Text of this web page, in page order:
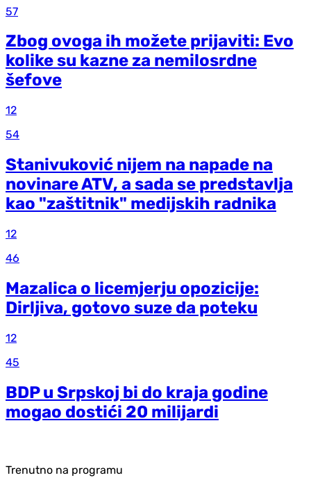
57
Zbog ovoga ih možete prijaviti: Evo
kolike su kazne za nemilosrdne
šefove
12
54
Stanivuković nijem na napade na
novinare ATV, a sada se predstavlja
kao "zaštitnik" medijskih radnika
12
46
Mazalica o licemjerju opozicije:
Dirljiva, gotovo suze da poteku
12
45
BDP u Srpskoj bi do kraja godine
mogao dostići 20 milijardi
Trenutno na programu